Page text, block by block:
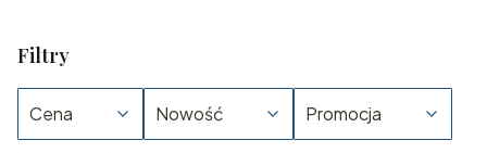
Filtry
Cena Nowość Promocja